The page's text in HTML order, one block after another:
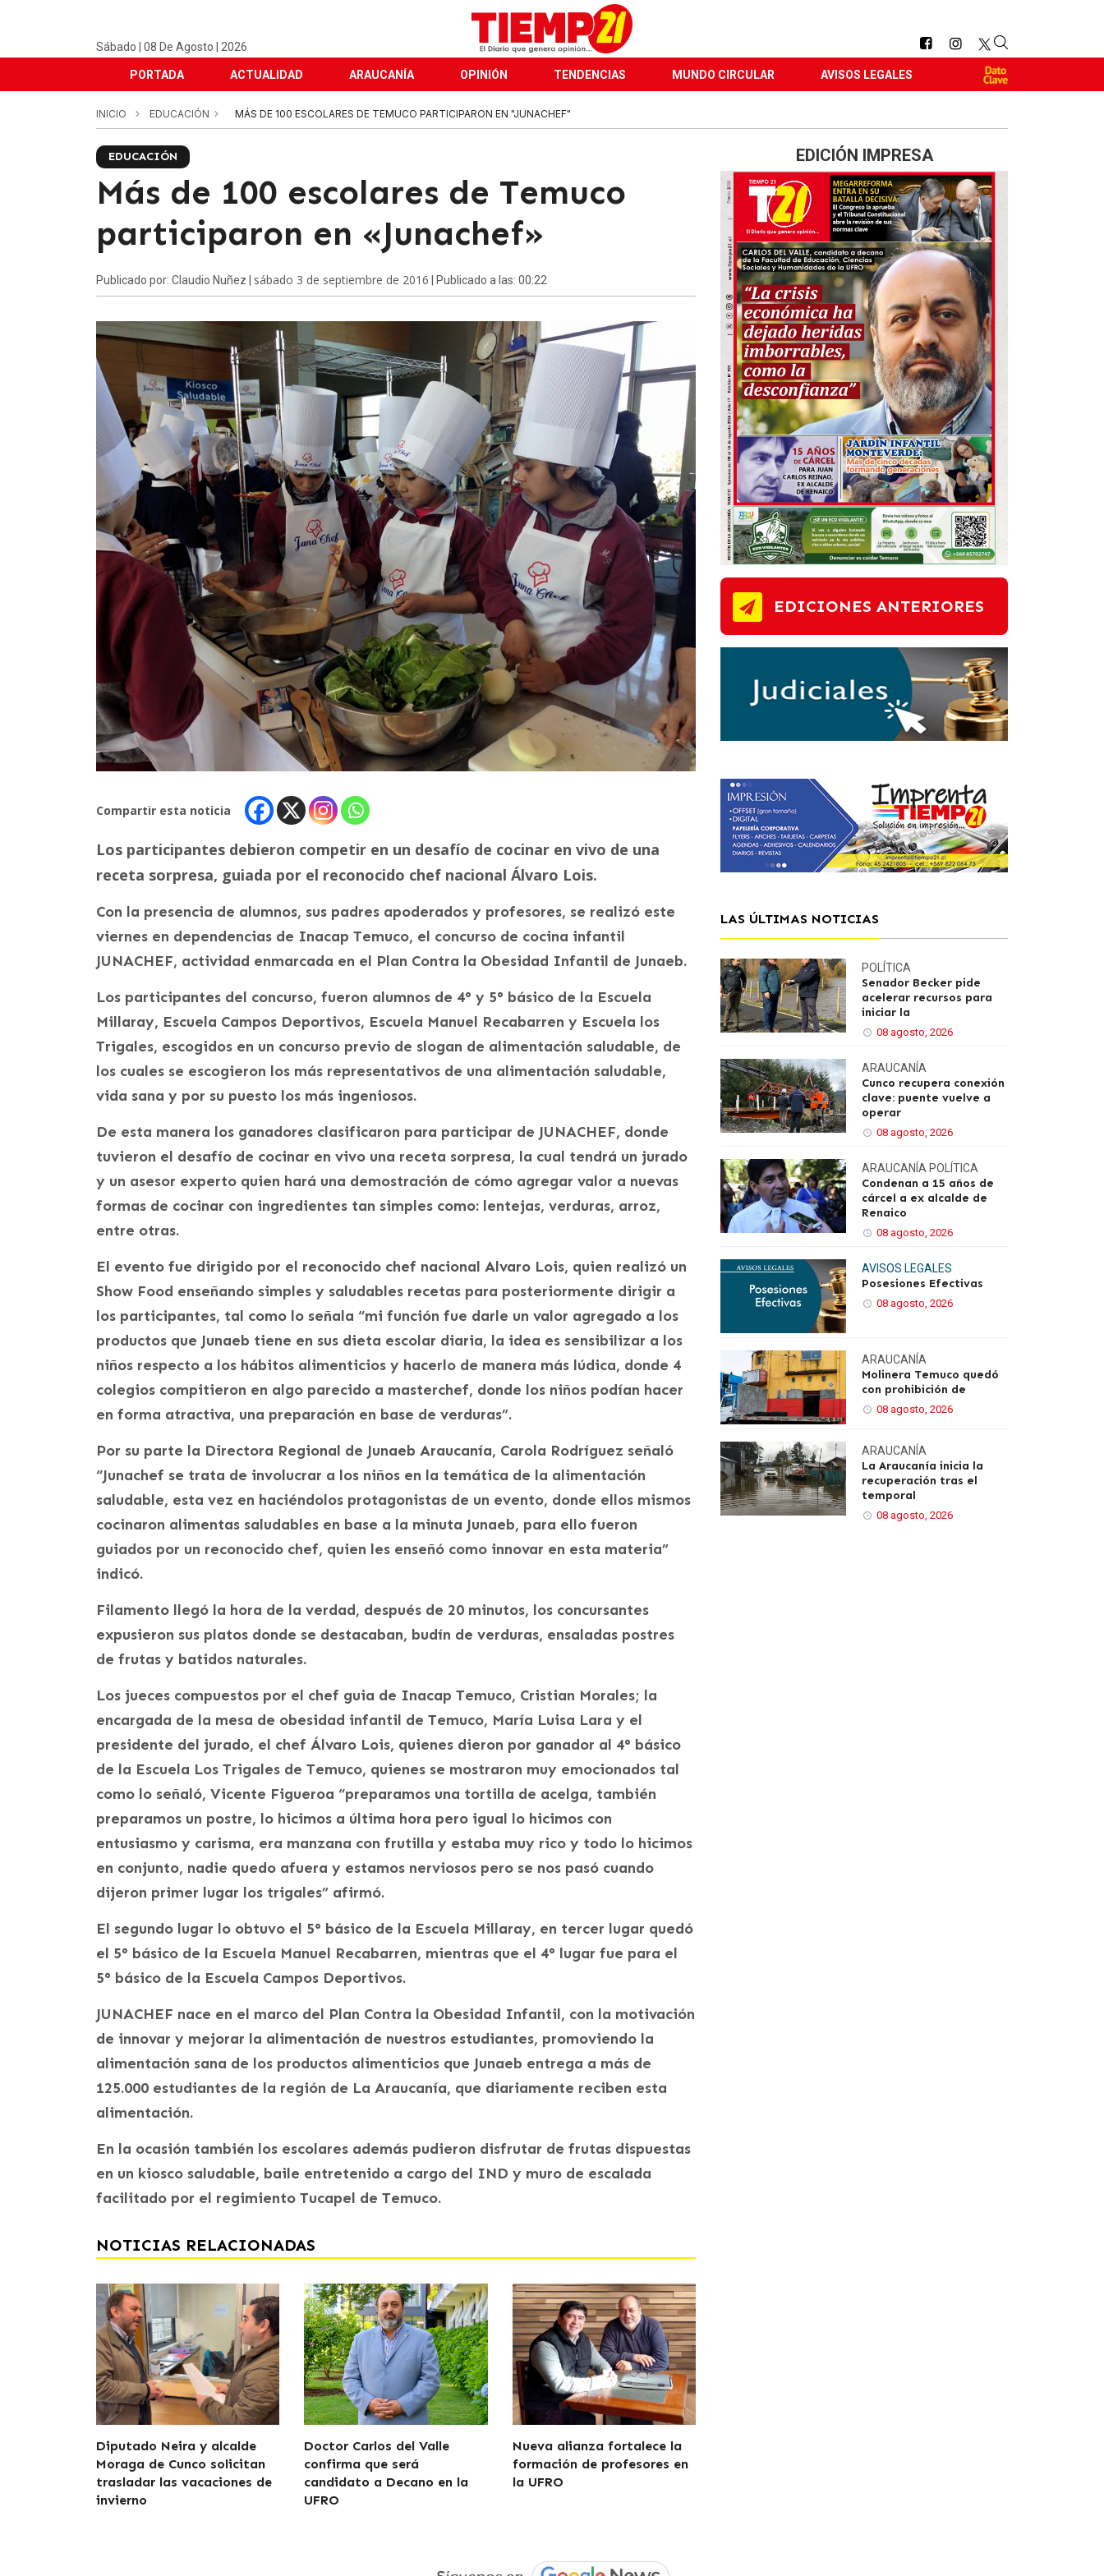
Sábado | 08 De Agosto | 2026
PORTADA ACTUALIDAD ARAUCANÍA OPINIÓN TENDENCIAS MUNDO CIRCULAR AVISOS LEGALES
INICIO EDUCACIÓN MÁS DE 100 ESCOLARES DE TEMUCO PARTICIPARON EN "JUNACHEF"
EDUCACIÓN
Más de 100 escolares de Temuco
participaron en «Junachef»
Publicado por: Claudio Nuñez | sábado 3 de septiembre de 2016 | Publicado a las: 00:22
Compartir esta noticia
Los participantes debieron competir en un desafío de cocinar en vivo de una
receta sorpresa, guiada por el reconocido chef nacional Álvaro Lois.
Con la presencia de alumnos, sus padres apoderados y profesores, se realizó este
viernes en dependencias de Inacap Temuco, el concurso de cocina infantil
JUNACHEF, actividad enmarcada en el Plan Contra la Obesidad Infantil de Junaeb.
Los participantes del concurso, fueron alumnos de 4° y 5° básico de la Escuela
Millaray, Escuela Campos Deportivos, Escuela Manuel Recabarren y Escuela los
Trigales, escogidos en un concurso previo de slogan de alimentación saludable, de
los cuales se escogieron los más representativos de una alimentación saludable,
vida sana y por su puesto los más ingeniosos.
De esta manera los ganadores clasificaron para participar de JUNACHEF, donde
tuvieron el desafío de cocinar en vivo una receta sorpresa, la cual tendrá un jurado
y un asesor experto quien hará una demostración de cómo agregar valor a nuevas
formas de cocinar con ingredientes tan simples como: lentejas, verduras, arroz,
entre otras.
El evento fue dirigido por el reconocido chef nacional Alvaro Lois, quien realizó un
Show Food enseñando simples y saludables recetas para posteriormente dirigir a
los participantes, tal como lo señala “mi función fue darle un valor agregado a los
productos que Junaeb tiene en sus dieta escolar diaria, la idea es sensibilizar a los
niños respecto a los hábitos alimenticios y hacerlo de manera más lúdica, donde 4
colegios compitieron en algo parecido a masterchef, donde los niños podían hacer
en forma atractiva, una preparación en base de verduras”.
Por su parte la Directora Regional de Junaeb Araucanía, Carola Rodríguez señaló
“Junachef se trata de involucrar a los niños en la temática de la alimentación
saludable, esta vez en haciéndolos protagonistas de un evento, donde ellos mismos
cocinaron alimentas saludables en base a la minuta Junaeb, para ello fueron
guiados por un reconocido chef, quien les enseñó como innovar en esta materia”
indicó.
Filamento llegó la hora de la verdad, después de 20 minutos, los concursantes
expusieron sus platos donde se destacaban, budín de verduras, ensaladas postres
de frutas y batidos naturales.
Los jueces compuestos por el chef guia de Inacap Temuco, Cristian Morales; la
encargada de la mesa de obesidad infantil de Temuco, María Luisa Lara y el
presidente del jurado, el chef Álvaro Lois, quienes dieron por ganador al 4° básico
de la Escuela Los Trigales de Temuco, quienes se mostraron muy emocionados tal
como lo señaló, Vicente Figueroa “preparamos una tortilla de acelga, también
preparamos un postre, lo hicimos a última hora pero igual lo hicimos con
entusiasmo y carisma, era manzana con frutilla y estaba muy rico y todo lo hicimos
en conjunto, nadie quedo afuera y estamos nerviosos pero se nos pasó cuando
dijeron primer lugar los trigales” afirmó.
El segundo lugar lo obtuvo el 5° básico de la Escuela Millaray, en tercer lugar quedó
el 5° básico de la Escuela Manuel Recabarren, mientras que el 4° lugar fue para el
5° básico de la Escuela Campos Deportivos.
JUNACHEF nace en el marco del Plan Contra la Obesidad Infantil, con la motivación
de innovar y mejorar la alimentación de nuestros estudiantes, promoviendo la
alimentación sana de los productos alimenticios que Junaeb entrega a más de
125.000 estudiantes de la región de La Araucanía, que diariamente reciben esta
alimentación.
En la ocasión también los escolares además pudieron disfrutar de frutas dispuestas
en un kiosco saludable, baile entretenido a cargo del IND y muro de escalada
facilitado por el regimiento Tucapel de Temuco.
NOTICIAS RELACIONADAS
Diputado Neira y alcalde
Moraga de Cunco solicitan
trasladar las vacaciones de
invierno
Doctor Carlos del Valle
confirma que será
candidato a Decano en la
UFRO
Nueva alianza fortalece la
formación de profesores en
la UFRO
EDICIÓN IMPRESA
EDICIONES ANTERIORES
LAS ÚLTIMAS NOTICIAS
POLÍTICA
Senador Becker pide
acelerar recursos para
iniciar la
08 agosto, 2026
ARAUCANÍA
Cunco recupera conexión
clave: puente vuelve a
operar
08 agosto, 2026
ARAUCANÍA POLÍTICA
Condenan a 15 años de
cárcel a ex alcalde de
Renaico
08 agosto, 2026
AVISOS LEGALES
Posesiones Efectivas
08 agosto, 2026
ARAUCANÍA
Molinera Temuco quedó
con prohibición de
08 agosto, 2026
ARAUCANÍA
La Araucanía inicia la
recuperación tras el
temporal
08 agosto, 2026